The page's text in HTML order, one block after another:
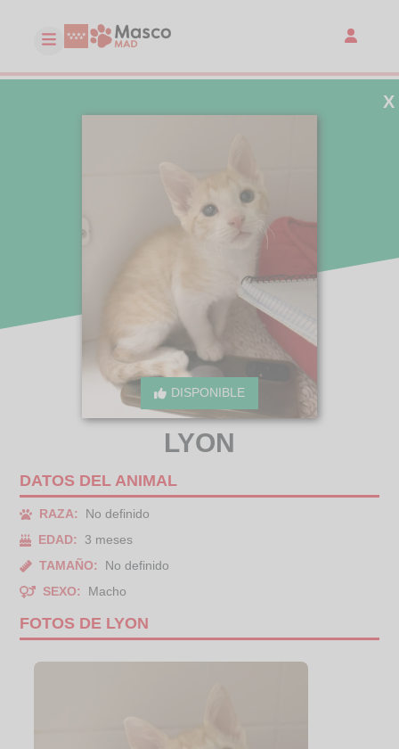
DISPONIBLE
X
LYON
DATOS DEL ANIMAL
RAZA:
No definido
EDAD:
3 meses
TAMAÑO:
No definido
SEXO:
Macho
FOTOS DE LYON